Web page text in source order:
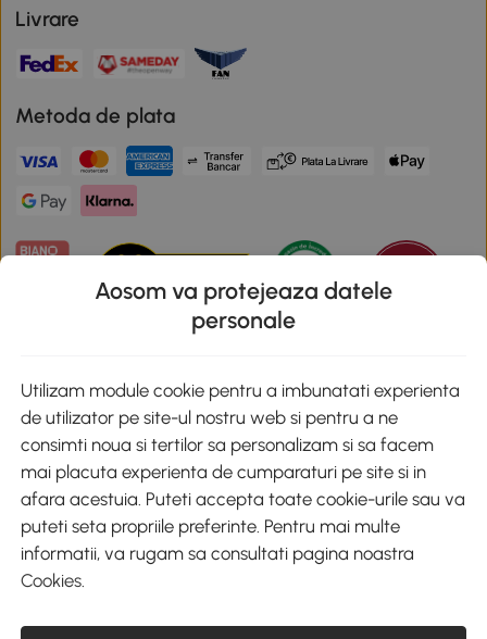
Livrare
Metoda de plata
Descarca aplicatia Aosom
Google Play
+40 312294730 clienti@aosom.ro
Romania, Bucureşti Sectorul 2, Str. Barbu Paris Mumuleanu, Nr. 30-
CUI: 49266464
Aosom va protejeaza datele
personale
Utilizam module cookie pentru a imbunatati experienta
de utilizator pe site-ul nostru web si pentru a ne
consimti noua si tertilor sa personalizam si sa facem
mai placuta experienta de cumparaturi pe site si in
afara acestuia. Puteti accepta toate cookie-urile sau va
puteti seta propriile preferinte. Pentru mai multe
informatii, va rugam sa consultati pagina noastra
Cookies.